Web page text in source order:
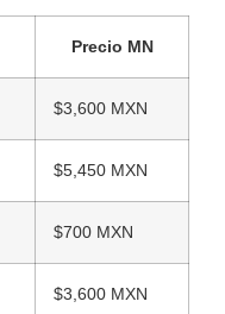
Precio MN
$3,600 MXN
$5,450 MXN
$700 MXN
$3,600 MXN